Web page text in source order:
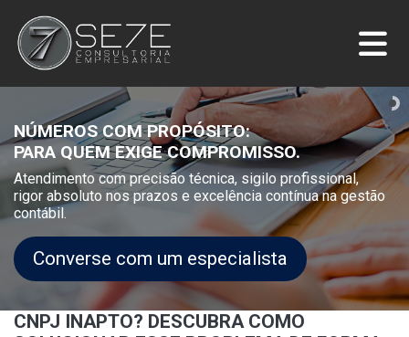
NÚMEROS COM PROPÓSITO:
PARA QUEM EXIGE COMPROMISSO.
Atendimento com precisão técnica, sigilo profissional,
rigor absoluto nos prazos e excelência contínua na gestão
contábil.
Converse com um especialista
CNPJ INAPTO? DESCUBRA COMO